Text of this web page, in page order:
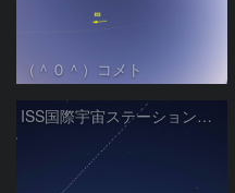
（＾０＾）コメト
ISS国際宇宙ステーションと沈む夏の大三角 2026/1/12